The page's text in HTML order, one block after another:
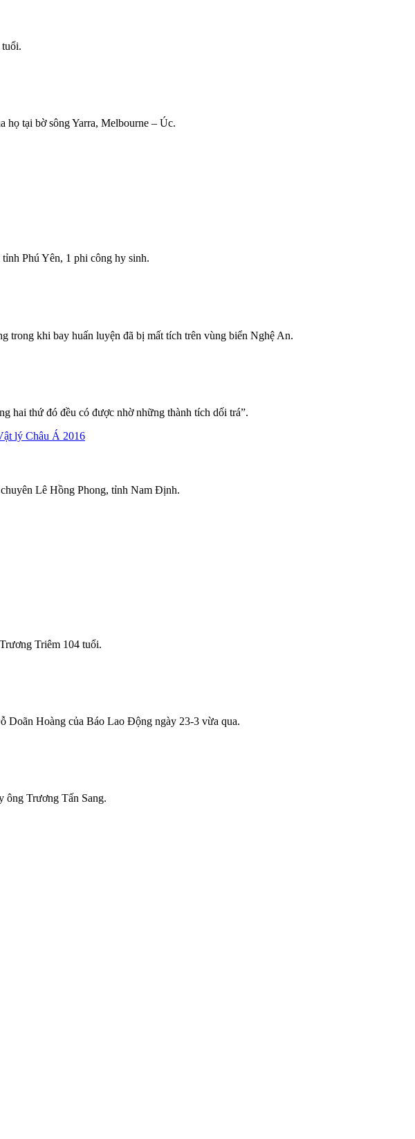
họ tại bờ sông Yarra, Melbourne – Úc.
Phú Yên, 1 phi công hy sinh.
trong khi bay huấn luyện đã bị mất tích trên vùng biển Nghệ An.
hai thứ đó đều có được nhờ những thành tích dối trá”.
Lê Hồng Phong, tỉnh Nam Định.
Triêm 104 tuổi.
Doãn Hoàng của Báo Lao Động ngày 23-3 vừa qua.
Trương Tấn Sang.